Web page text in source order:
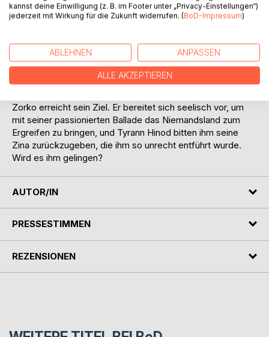
und ihre kriegerischen Amazonen sind von Zorkos
Liebesballade für seine entführte Zina sehr berührt . Als
auch fürstlich bewirtet. Königin Ama deutet ihm den
richtigen Weg. Nur durch die Törbögen des
Niemandslandes kann er zum Eingang des Palastes des
Königs Hinod, dem erbarmungslosen Tyrann des
Zorko erreicht sein Ziel. Er bereitet sich seelisch vor, um
mit seiner passionierten Ballade das Niemandsland zum
Ergreifen zu bringen, und Tyrann Hinod bitten ihm seine
Zina zurückzugeben, die ihm so unrecht entführt wurde.
Wird es ihm gelingen?
AUTOR/IN
PRESSESTIMMEN
REZENSIONEN
kannst deine Einwilligung (z. B. im Footer unter „Privacy-Einstellungen“)
jederzeit mit Wirkung für die Zukunft widerrufen. (BoD-Impressum)
ABLEHNEN ANPASSEN
ALLE AKZEPTIEREN